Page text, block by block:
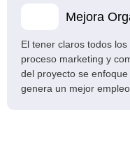
Mejora
El tener claros todos
proceso marketing y
del proyecto se
genera un mejor